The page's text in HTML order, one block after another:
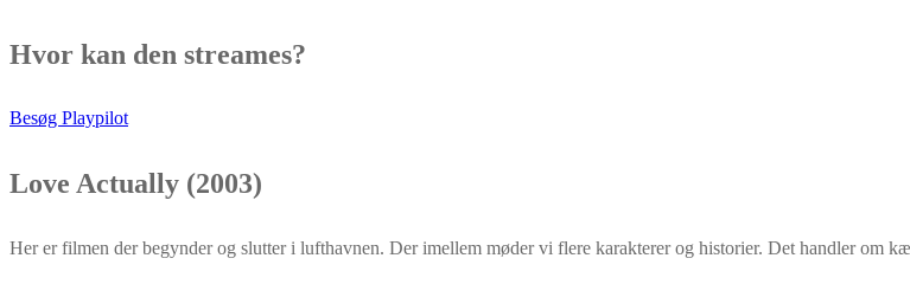
Hvor kan den streames?
Besøg Playpilot
Love Actually (2003)
Her er filmen der begynder og slutter i lufthavnen. Der imellem møder vi flere karakterer og historier. Det handler om